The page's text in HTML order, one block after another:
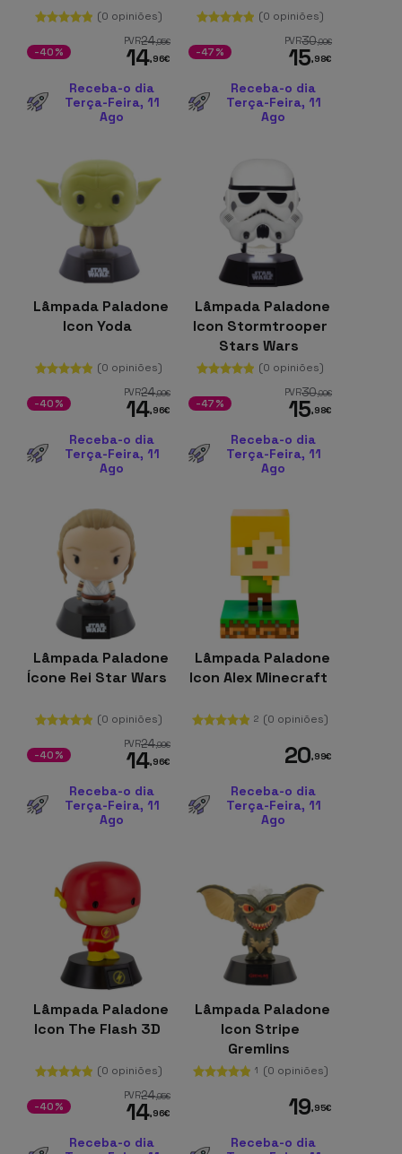
(0 opiniões)
PVR24,95€
14,96€
-40%
Receba-o dia
Terça-Feira, 11
Ago
(0 opiniões)
PVR30,00€
15,98€
-47%
Receba-o dia
Terça-Feira, 11
Ago
Lâmpada Paladone
Icon Yoda
(0 opiniões)
PVR24,99€
14,96€
-40%
Receba-o dia
Terça-Feira, 11
Ago
Lâmpada Paladone
Icon Stormtrooper
Stars Wars
(0 opiniões)
PVR30,00€
15,98€
-47%
Receba-o dia
Terça-Feira, 11
Ago
Lâmpada Paladone
Ícone Rei Star Wars
(0 opiniões)
PVR24,99€
14,96€
-40%
Receba-o dia
Terça-Feira, 11
Ago
Lâmpada Paladone
Icon Alex Minecraft
2 (0 opiniões)
20,99€
Receba-o dia
Terça-Feira, 11
Ago
Lâmpada Paladone
Icon The Flash 3D
(0 opiniões)
PVR24,95€
14,96€
-40%
Receba-o dia
Lâmpada Paladone
Icon Stripe
Gremlins
1 (0 opiniões)
19,95€
Receba-o dia